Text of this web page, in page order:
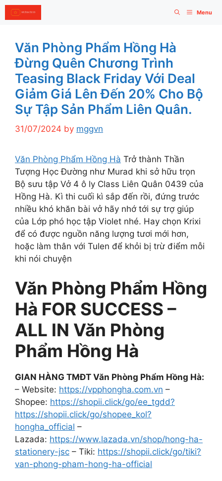
Skip
to
Menu
Văn Phòng Phẩm Hồng Hà
Đừng Quên Chương Trình
Teasing Black Friday Với Deal
Giảm Giá Lên Đến 20% Cho Bộ
Sự Tập Sản Phẩm Liên Quân.
31/07/2024 by mggvn
Văn Phòng Phẩm Hồng Hà Trở thành Thần
Tượng Học Đường như Murad khi sở hữu trọn
Bộ sưu tập Vở 4 ô ly Class Liên Quân 0439 của
Hồng Hà. Kì thi cuối kì sắp đến rồi, đứng trước
nhiều khó khăn bài vở hãy nhớ tới sự trợ giúp
của Lớp phó học tập Violet nhé. Hay chọn Krixi
để có được nguồn năng lượng tươi mới hơn,
hoặc làm thân với Tulen để khỏi bị trừ điểm mỗi
khi nói chuyện
Văn Phòng Phẩm Hồng
Hà FOR SUCCESS –
ALL IN Văn Phòng
Phẩm Hồng Hà
GIAN HÀNG TMĐT Văn Phòng Phẩm Hồng Hà:
– Website: https://vpphongha.com.vn –
Shopee: https://shopii.click/go/ee_tgdd?
https://shopii.click/go/shopee_kol?
hongha_official –
Lazada: https://www.lazada.vn/shop/hong-ha-
stationery-jsc – Tiki: https://shopii.click/go/tiki?
van-phong-pham-hong-ha-official